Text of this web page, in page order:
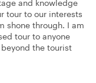
and knowledge
tour to our interests
shone through. I am
tour to anyone
the tourist